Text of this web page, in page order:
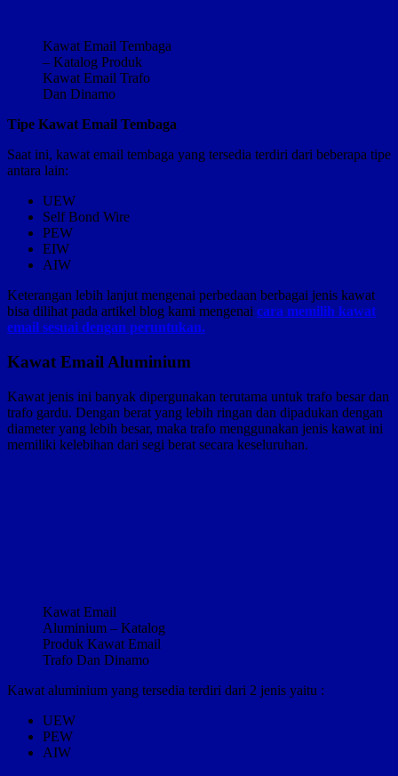
Kawat Email Tembaga
– Katalog Produk
Kawat Email Trafo
Dan Dinamo
Tipe Kawat Email Tembaga
Saat ini, kawat email tembaga yang tersedia terdiri dari beberapa tipe
antara lain:
UEW
Self Bond Wire
PEW
EIW
AIW
Keterangan lebih lanjut mengenai perbedaan berbagai jenis kawat
bisa dilihat pada artikel blog kami mengenai cara memilih kawat
email sesuai dengan peruntukan.
Kawat Email Aluminium
Kawat jenis ini banyak dipergunakan terutama untuk trafo besar dan
trafo gardu. Dengan berat yang lebih ringan dan dipadukan dengan
diameter yang lebih besar, maka trafo menggunakan jenis kawat ini
memiliki kelebihan dari segi berat secara keseluruhan.
Kawat Email
Aluminium – Katalog
Produk Kawat Email
Trafo Dan Dinamo
Kawat aluminium yang tersedia terdiri dari 2 jenis yaitu :
UEW
PEW
AIW